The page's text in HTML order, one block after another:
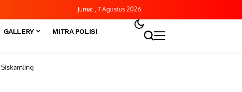
Jumat , 7 Agustus 2026
GALLERY MITRA POLISI